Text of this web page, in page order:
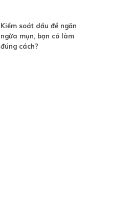
Kiểm soát dầu để ngăn
ngừa mụn, bạn có làm
đúng cách?